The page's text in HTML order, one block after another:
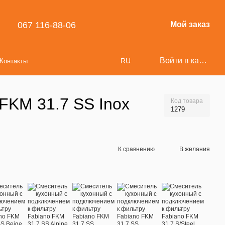
067 116-88-06 Мой заказ
Контакты RU Войти в кабинет
31.7 SS Inox Код товара
1279
К сравнению В желания